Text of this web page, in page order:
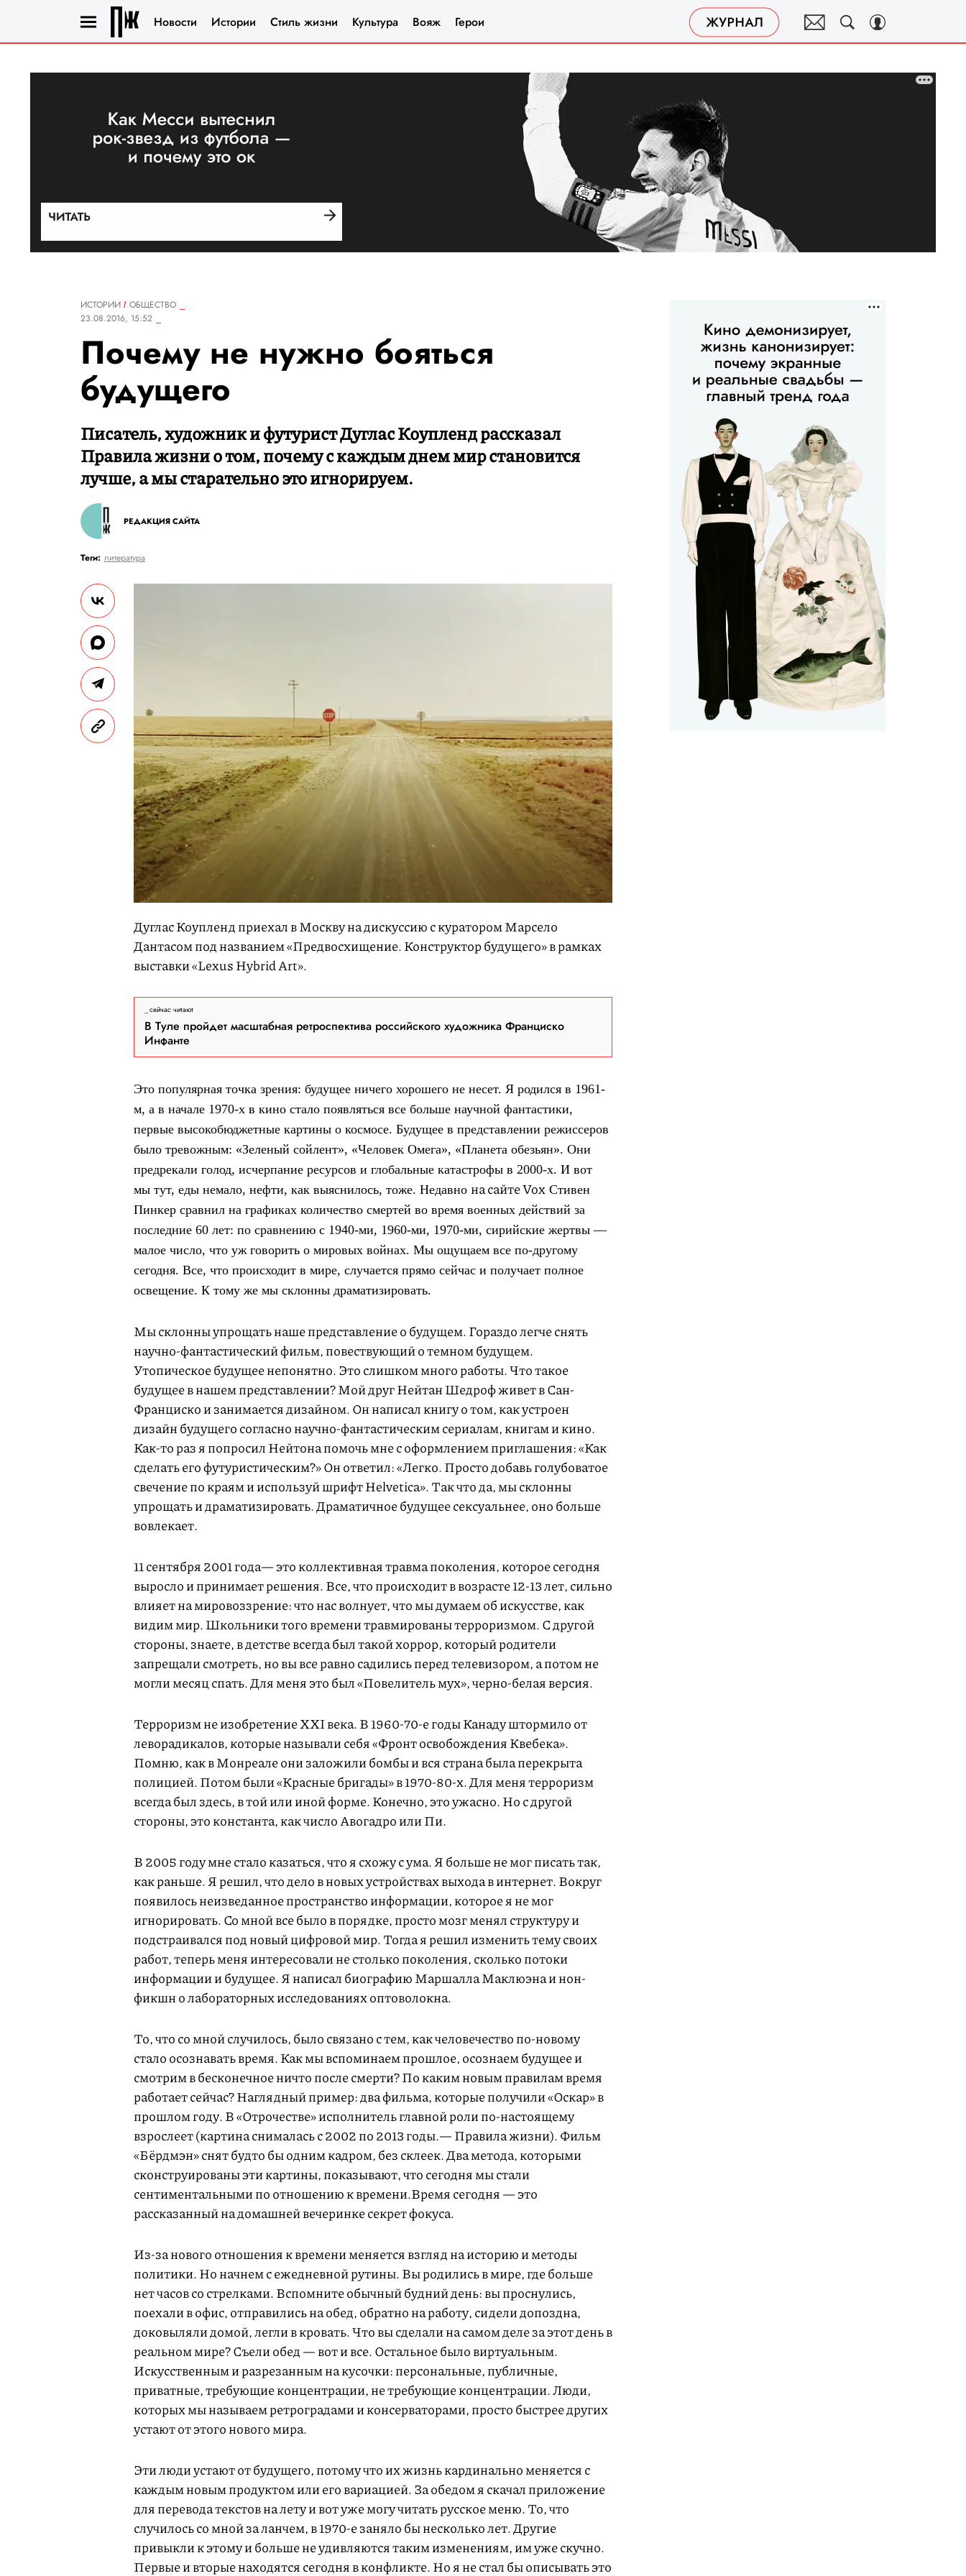
Новости Истории Стиль жизни Культура Вояж Герои
ИСТОРИИ
ОБЩЕСТВО
23.08.2016, 15:52
Почему не нужно бояться
будущего
Писатель, художник и футурист Дуглас Коупленд рассказал
Правила жизни о том, почему с каждым днем мир становится
лучше, а мы старательно это игнорируем.
РЕДАКЦИЯ САЙТА
Теги: литература
Дуглас Коупленд приехал в Москву на дискуссию с куратором Марсело
Дантасом под названием «Предвосхищение. Конструктор будущего» в рамках
выставки «Lexus Hybrid Art».
сейчас читают
В Туле пройдет масштабная ретроспектива российского художника Франциско
Инфанте
Это популярная точка зрения: будущее ничего хорошего не несет. Я родился в 1961-
м, а в начале 1970-х в кино стало появляться все больше научной фантастики,
первые высокобюджетные картины о космосе. Будущее в представлении режиссеров
было тревожным: «Зеленый сойлент», «Человек Омега», «Планета обезьян». Они
предрекали голод, исчерпание ресурсов и глобальные катастрофы в 2000-х. И вот
мы тут, еды немало, нефти, как выяснилось, тоже. Недавно на сайте Vox Стивен
Пинкер сравнил на графиках количество смертей во время военных действий за
последние 60 лет: по сравнению с 1940-ми, 1960-ми, 1970-ми, сирийские жертвы —
малое число, что уж говорить о мировых войнах. Мы ощущаем все по-другому
сегодня. Все, что происходит в мире, случается прямо сейчас и получает полное
освещение. К тому же мы склонны драматизировать.
Мы склонны упрощать наше представление о будущем. Гораздо легче снять
научно-фантастический фильм, повествующий о темном будущем.
Утопическое будущее непонятно. Это слишком много работы. Что такое
будущее в нашем представлении? Мой друг Нейтан Шедроф живет в Сан-
Франциско и занимается дизайном. Он написал книгу о том, как устроен
дизайн будущего согласно научно-фантастическим сериалам, книгам и кино.
Как-то раз я попросил Нейтона помочь мне с оформлением приглашения: «Как
сделать его футуристическим?» Он ответил: «Легко. Просто добавь голубоватое
свечение по краям и используй шрифт Helvetica». Так что да, мы склонны
упрощать и драматизировать. Драматичное будущее сексуальнее, оно больше
вовлекает.
11 сентября 2001 года— это коллективная травма поколения, которое сегодня
выросло и принимает решения. Все, что происходит в возрасте 12-13 лет, сильно
влияет на мировоззрение: что нас волнует, что мы думаем об искусстве, как
видим мир. Школьники того времени травмированы терроризмом. С другой
стороны, знаете, в детстве всегда был такой хоррор, который родители
запрещали смотреть, но вы все равно садились перед телевизором, а потом не
могли месяц спать. Для меня это был «Повелитель мух», черно-белая версия.
Терроризм не изобретение XXI века. В 1960-70-е годы Канаду штормило от
леворадикалов, которые называли себя «Фронт освобождения Квебека».
Помню, как в Монреале они заложили бомбы и вся страна была перекрыта
полицией. Потом были «Красные бригады» в 1970-80-х. Для меня терроризм
всегда был здесь, в той или иной форме. Конечно, это ужасно. Но с другой
стороны, это константа, как число Авогадро или Пи.
В 2005 году мне стало казаться, что я схожу с ума. Я больше не мог писать так,
как раньше. Я решил, что дело в новых устройствах выхода в интернет. Вокруг
появилось неизведанное пространство информации, которое я не мог
игнорировать. Со мной все было в порядке, просто мозг менял структуру и
подстраивался под новый цифровой мир. Тогда я решил изменить тему своих
работ, теперь меня интересовали не столько поколения, сколько потоки
информации и будущее. Я написал биографию Маршалла Маклюэна и нон-
фикшн о лабораторных исследованиях оптоволокна.
То, что со мной случилось, было связано с тем, как человечество по-новому
стало осознавать время. Как мы вспоминаем прошлое, осознаем будущее и
смотрим в бесконечное ничто после смерти? По каким новым правилам время
работает сейчас? Наглядный пример: два фильма, которые получили «Оскар» в
прошлом году. В «Отрочестве» исполнитель главной роли по-настоящему
взрослеет (картина снималась с 2002 по 2013 годы.— Правила жизни). Фильм
«Бёрдмэн» снят будто бы одним кадром, без склеек. Два метода, которыми
сконструированы эти картины, показывают, что сегодня мы стали
сентиментальными по отношению к времени.Время сегодня — это
рассказанный на домашней вечеринке секрет фокуса.
Из-за нового отношения к времени меняется взгляд на историю и методы
политики. Но начнем с ежедневной рутины. Вы родились в мире, где больше
нет часов со стрелками. Вспомните обычный будний день: вы проснулись,
поехали в офис, отправились на обед, обратно на работу, сидели допоздна,
доковыляли домой, легли в кровать. Что вы сделали на самом деле за этот день в
реальном мире? Съели обед — вот и все. Остальное было виртуальным.
Искусственным и разрезанным на кусочки: персональные, публичные,
приватные, требующие концентрации, не требующие концентрации. Люди,
которых мы называем ретроградами и консерваторами, просто быстрее других
устают от этого нового мира.
Эти люди устают от будущего, потому что их жизнь кардинально меняется с
каждым новым продуктом или его вариацией. За обедом я скачал приложение
для перевода текстов на лету и вот уже могу читать русское меню. То, что
случилось со мной за ланчем, в 1970-е заняло бы несколько лет. Другие
привыкли к этому и больше не удивляются таким изменениям, им уже скучно.
Первые и вторые находятся сегодня в конфликте. Но я не стал бы описывать это